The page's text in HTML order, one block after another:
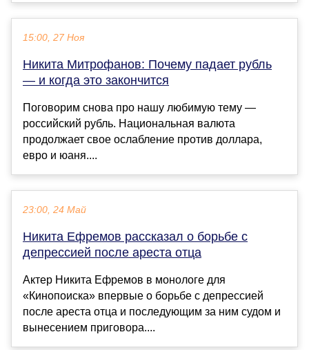
15:00, 27 Ноя
Никита Митрофанов: Почему падает рубль
— и когда это закончится
Поговорим снова про нашу любимую тему —
российский рубль. Национальная валюта
продолжает свое ослабление против доллара,
евро и юаня....
23:00, 24 Май
Никита Ефремов рассказал о борьбе с
депрессией после ареста отца
Актер Никита Ефремов в монологе для
«Кинопоиска» впервые о борьбе с депрессией
после ареста отца и последующим за ним судом и
вынесением приговора....